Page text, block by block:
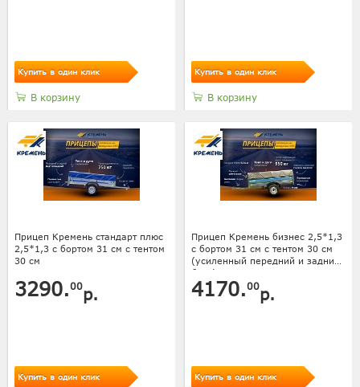
Купить в один клик
В корзину
Купить в один клик
В корзину
Прицеп Кремень стандарт плюс
2,5*1,3 с бортом 31 см с тентом
30 см
3290.00р.
Купить в один клик
Прицеп Кремень бизнес 2,5*1,3
с бортом 31 см с тентом 30 см
(усиленный передний и задний
борт)
4170.00р.
Купить в один клик